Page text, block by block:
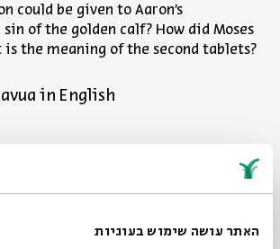
האתר עושה שימוש בעוגיות
could be given to Aaron's
of the golden calf? How did Moses
is the meaning of the second tablets?
in English
episodes in the series